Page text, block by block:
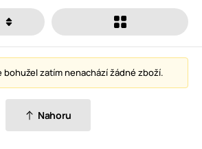
zatím nenachází žádné zboží.
Nahoru